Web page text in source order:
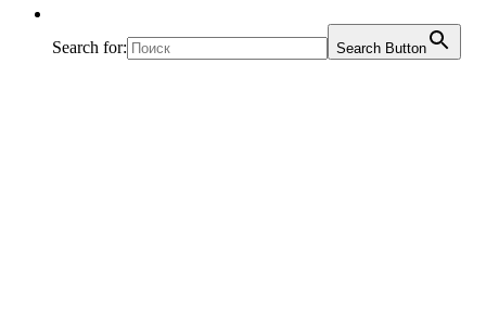
Search for: Search Button